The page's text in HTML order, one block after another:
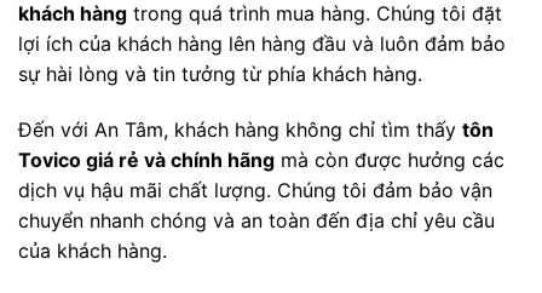
khách hàng trong quá trình mua hàng. Chúng tôi đặt
lợi ích của khách hàng lên hàng đầu và luôn đảm bảo
sự hài lòng và tin tưởng từ phía khách hàng.
Đến với An Tâm, khách hàng không chỉ tìm thấy tôn
Tovico giá rẻ và chính hãng mà còn được hưởng các
dịch vụ hậu mãi chất lượng. Chúng tôi đảm bảo vận
chuyển nhanh chóng và an toàn đến địa chỉ yêu cầu
của khách hàng.